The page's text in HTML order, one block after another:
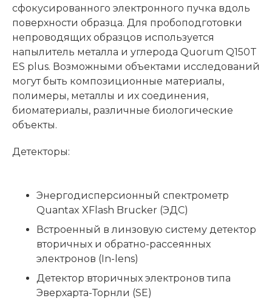
сфокусированного электронного пучка вдоль
поверхности образца. Для пробоподготовки
непроводящих образцов используется
напылитель металла и углерода Quorum Q150T
ES plus. Возможными объектами исследований
могут быть композиционные материалы,
полимеры, металлы и их соединения,
биоматериалы, различные биологические
объекты.
Детекторы:
Энергодисперсионный спектрометр
Quantax XFlash Brucker (ЭДС)
Встроенный в линзовую систему детектор
вторичных и обратно-рассеянных
электронов (In-lens)
Детектор вторичных электронов типа
Эверхарта-Торнли (SE)